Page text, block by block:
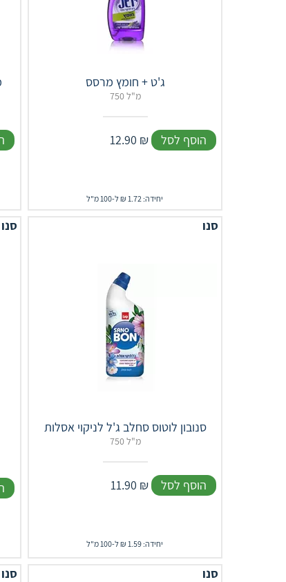
ג'ט + חומץ מרסס
750 מ"ל
12.90 ₪ הוסף לסל
יחידה: 1.72 ₪ ל-100 מ"ל
סנו
סנובון לוטוס סחלב ג'ל לניקוי אסלות
750 מ"ל
11.90 ₪ הוסף לסל
יחידה: 1.59 ₪ ל-100 מ"ל
סנו
סנו סנו